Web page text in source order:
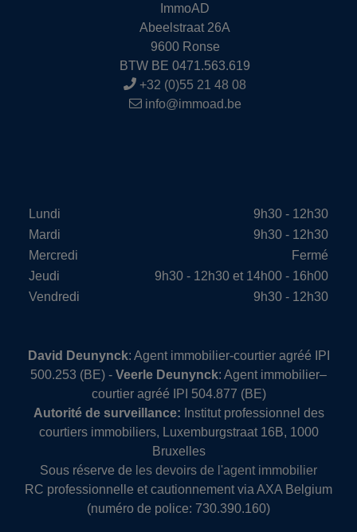
ImmoAD
Abeelstraat 26A
9600 Ronse
BTW BE 0471.563.619
+32 (0)55 21 48 08
info@immoad.be
Lundi
9h30 - 12h30
Mardi
9h30 - 12h30
Mercredi
Fermé
Jeudi
9h30 - 12h30 et 14h00 - 16h00
Vendredi
9h30 - 12h30
David Deunynck: Agent immobilier-courtier agréé IPI
500.253 (BE) - Veerle Deunynck: Agent immobilier–
courtier agréé IPI 504.877 (BE)
Autorité de surveillance: Institut professionnel des
courtiers immobiliers, Luxemburgstraat 16B, 1000
Bruxelles
Sous réserve de les devoirs de l'agent immobilier
RC professionnelle et cautionnement via AXA Belgium
(numéro de police: 730.390.160)